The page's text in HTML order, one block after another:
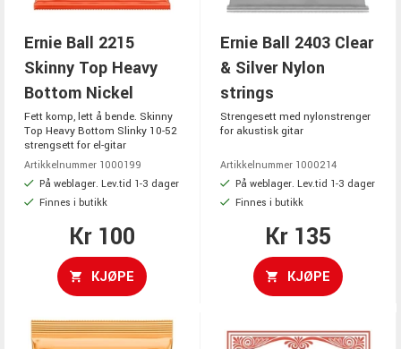
Ernie Ball 2215
Skinny Top Heavy
Bottom Nickel
Fett komp, lett å bende. Skinny
Top Heavy Bottom Slinky 10-52
strengsett for el-gitar
Artikkelnummer 1000199
På weblager. Lev.tid 1-3 dager
Finnes i butikk
Kr 100
KJØPE
Ernie Ball 2403 Clear
& Silver Nylon
strings
Strengesett med nylonstrenger
for akustisk gitar
Artikkelnummer 1000214
På weblager. Lev.tid 1-3 dager
Finnes i butikk
Kr 135
KJØPE